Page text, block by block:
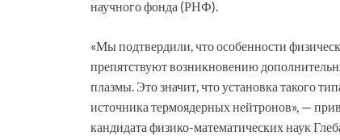
научного фонда (РНФ).
«Мы подтвердили, что особенности
препятствуют возникновению
плазмы. Это значит, что установка такого
источника термоядерных нейтронов», —
кандидата физико-математических наук